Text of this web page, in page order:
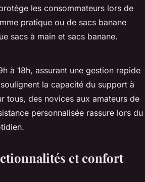
les consommateurs lors de
pratique ou de sacs banane
sacs à main et sacs banane.
à 18h, assurant une gestion rapide
soulignent la capacité du support à
tous, des novices aux amateurs de
personnalisée rassure lors du
et confort